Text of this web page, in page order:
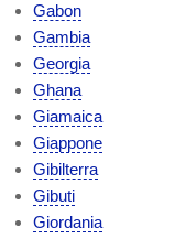
Gabon
Gambia
Georgia
Ghana
Giamaica
Giappone
Gibilterra
Gibuti
Giordania